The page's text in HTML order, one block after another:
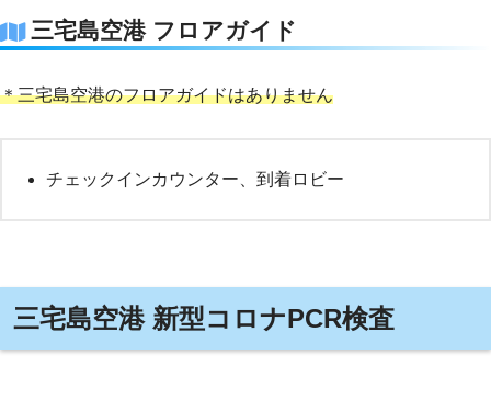
三宅島空港 フロアガイド
＊三宅島空港のフロアガイドはありません
チェックインカウンター、到着ロビー
三宅島空港 新型コロナPCR検査